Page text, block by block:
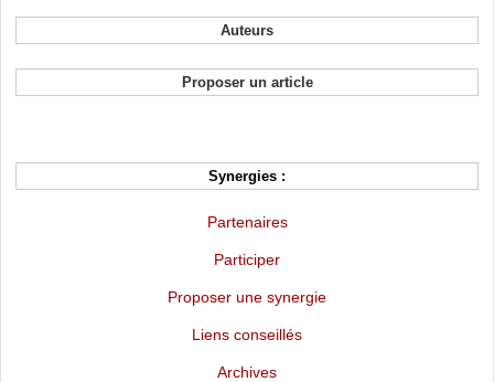
Auteurs
Proposer un article
Synergies :
Partenaires
Participer
Proposer une synergie
Liens conseillés
Archives